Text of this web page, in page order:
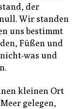
der
Wir standen
uns bestimmt
Füßen und
was und
kleinen Ort
gelegen,